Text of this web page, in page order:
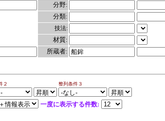
分野:
分類:
技法:
材質:
所蔵者:
２ 整列条件３
一度に表示する件数: